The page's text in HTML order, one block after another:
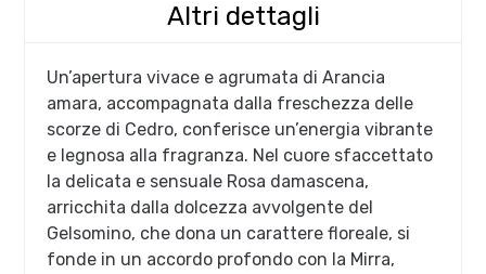
Altri dettagli
Un’apertura vivace e agrumata di Arancia
amara, accompagnata dalla freschezza delle
scorze di Cedro, conferisce un’energia vibrante
e legnosa alla fragranza. Nel cuore sfaccettato
la delicata e sensuale Rosa damascena,
arricchita dalla dolcezza avvolgente del
Gelsomino, che dona un carattere floreale, si
fonde in un accordo profondo con la Mirra,